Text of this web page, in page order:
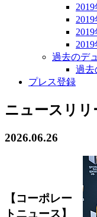
過去のデ
過去
プレス登録
ニュースリリ
2026.06.26
【コーポレー
トニュース】